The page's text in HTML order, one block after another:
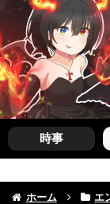
時事
ホーム エ